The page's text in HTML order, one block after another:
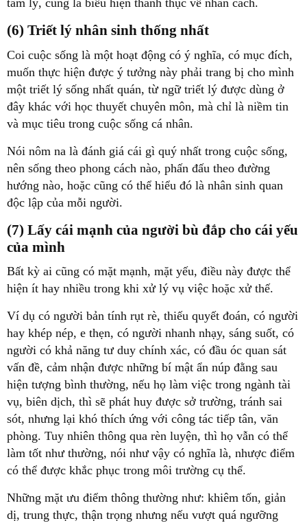
tâm lý, cũng là biểu hiện thành thục về nhân cách.
(6) Triết lý nhân sinh thống nhất
Coi cuộc sống là một hoạt động có ý nghĩa, có mục đích,
muốn thực hiện được ý tưởng này phải trang bị cho mình
một triết lý sống nhất quán, từ ngữ triết lý được dùng ở
đây khác với học thuyết chuyên môn, mà chỉ là niềm tin
và mục tiêu trong cuộc sống cá nhân.
Nói nôm na là đánh giá cái gì quý nhất trong cuộc sống,
nên sống theo phong cách nào, phấn đấu theo đường
hướng nào, hoặc cũng có thể hiểu đó là nhân sinh quan
độc lập của mỗi người.
(7) Lấy cái mạnh của người bù đắp cho cái yếu
của mình
Bất kỳ ai cũng có mặt mạnh, mặt yếu, điều này được thể
hiện ít hay nhiều trong khi xử lý vụ việc hoặc xử thế.
Ví dụ có người bản tính rụt rè, thiếu quyết đoán, có người
hay khép nép, e thẹn, có người nhanh nhạy, sáng suốt, có
người có khả năng tư duy chính xác, có đầu óc quan sát
vấn đề, cảm nhận được những bí mật ẩn núp đằng sau
hiện tượng bình thường, nếu họ làm việc trong ngành tài
vụ, biên dịch, thì sẽ phát huy được sở trường, tránh sai
sót, nhưng lại khó thích ứng với công tác tiếp tân, văn
phòng. Tuy nhiên thông qua rèn luyện, thì họ vẫn có thể
làm tốt như thường, nói như vậy có nghĩa là, nhược điểm
có thể được khắc phục trong môi trường cụ thể.
Những mặt ưu điểm thông thường như: khiêm tốn, giản
dị, trung thực, thận trọng nhưng nếu vượt quá ngưỡng